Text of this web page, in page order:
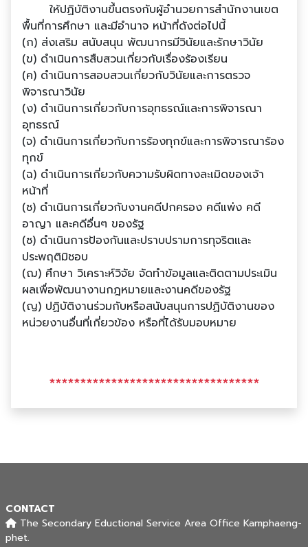
ให้ปฏิบัติงานขึ้นตรงกับผู้อํานวยการสํานักงานเขต
พื้นที่การศึกษา และมีอํานาจ หน้าที่ดังต่อไปนี้
(ก) ส่งเสริม สนับสนุน พัฒนากรมีวินัยและรักษาวินัย
(ข) ดําเนินการสืบสวนเกี่ยวกับเรื่องร้องเรียน
(ค) ดําเนินการสอบสวนเกี่ยวกับวินัยและการตรวจ
พิจารณาวินัย
(ง) ดําเนินการเกี่ยวกับการอุทธรณ์และการพิจารณา
อุทธรณ์
(จ) ดําเนินการเกี่ยวกับการร้องทุกข์และการพิจารณาร้อง
ทุกข์
(ฉ) ดําเนินการเกี่ยวกับความรับผิดทางละเมิดของเจ้า
หน้าที่
(ช) ดําเนินการเกี่ยวกับงานคดีปกครอง คดีแพ่ง คดี
อาญา และคดีอื่นๆ ของรัฐ
(ซ) ดําเนินการป้องกันและปราบปรามการทุจริตและ
ประพฤติมิชอบ
(ฌ) ศึกษา วิเคราะห์วิจัย จัดทําข้อมูลและติดตามประเมิน
ผลเพื่อพัฒนางานกฎหมายและงานคดีของรัฐ
(ญ) ปฏิบัติงานร่วมกับหรือสนับสนุนการปฏิบัติงานของ
หน่วยงานอื่นที่เกี่ยวข้อง หรือที่ได้รับมอบหมาย
**********************************
CONTACT
The Secondary Eductional Service Area Office Kamphaeng-
phet.